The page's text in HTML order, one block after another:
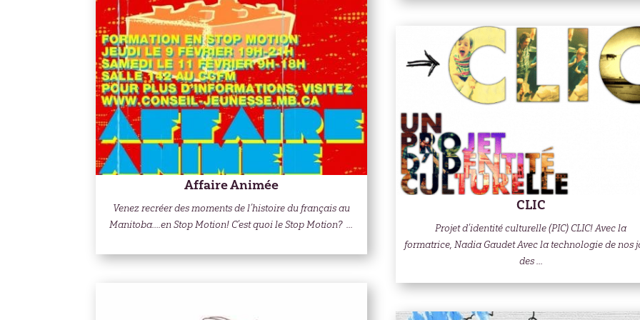
Affaire Animée
Venez recréer des moments de l’histoire du français au
Manitoba….en Stop Motion! C’est quoi le Stop Motion? ...
CLIC
Projet d’identité culturelle (PIC) CLIC! Avec la
formatrice, Nadia Gaudet Avec la technologie de nos
des ...